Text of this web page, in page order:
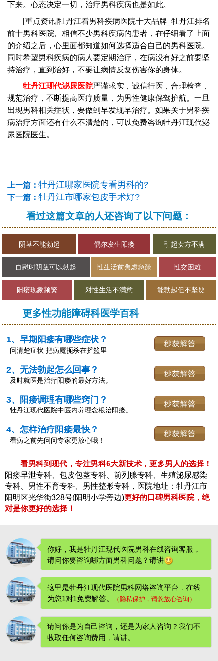
下来。心态决定一切，治疗男科疾病也是如此。
[重点资讯]牡丹江看男科疾病医院十大品牌_牡丹江排名
前十男科医院。相信不少男科疾病的患者，在仔细看了上面
的介绍之后，心里面都知道如何选择适合自己的男科医院。
同时希望男科疾病的病人要定期治疗，在病没有好之前要坚
持治疗，直到治好，不要让病情反复伤害你的身体。
牡丹江现代泌尿医院严谨求实，诚信行医，合理检查，
规范治疗，不断提高医疗质量，为男性健康保驾护航。一旦
出现男科相关症状，要做到早发现早治疗。如果关于男科疾
病治疗方面还有什么不清楚的，可以免费咨询牡丹江现代泌
尿医院医生。
上一篇：牡丹江哪家医院专看男科的?
下一篇：牡丹江市哪家包皮手术好?
看过这篇文章的人还咨询了以下问题：
阴茎不能勃起 偶尔发生阳痿 引起女方不满
自慰时阴茎可以勃起 性生活前焦虑急躁 性交困难
阳痿现象频繁 对性生活不满意 能勃起但不坚硬
更多性功能障碍科医学百科
1、早期阳痿有哪些症状？
问清楚症状 把病魔扼杀在摇篮里
2、无法勃起怎么回事？
及时就医是治疗阳痿的最好方法。
3、阳痿调理有哪些窍门？
牡丹江现代医院中医内养理念根治阳痿。
4、怎样治疗阳痿最快？
看病之前先问问专家更放心哦！
看男科到现代，专注男科6大新技术，更多男人的选择！
阳痿早泄专科、包皮包茎专科、前列腺专科、生殖泌尿感染
专科、男性不育专科、男性整形专科，医院地址：牡丹江市
阳明区光华街328号(阳明小学旁边)更好的口碑男科医院，绝
对是你更好的选择！
你好，我是牡丹江现代医院男科在线咨询客服，
请问你要咨询哪方面男科问题？请讲
这里是牡丹江现代医院男科网络咨询平台，在线
为您1对1免费解答。
（隐私保护，请您放心咨询）
请问你是为自己咨询，还是为家人咨询？我们不
收取任何咨询费用 ，请讲。